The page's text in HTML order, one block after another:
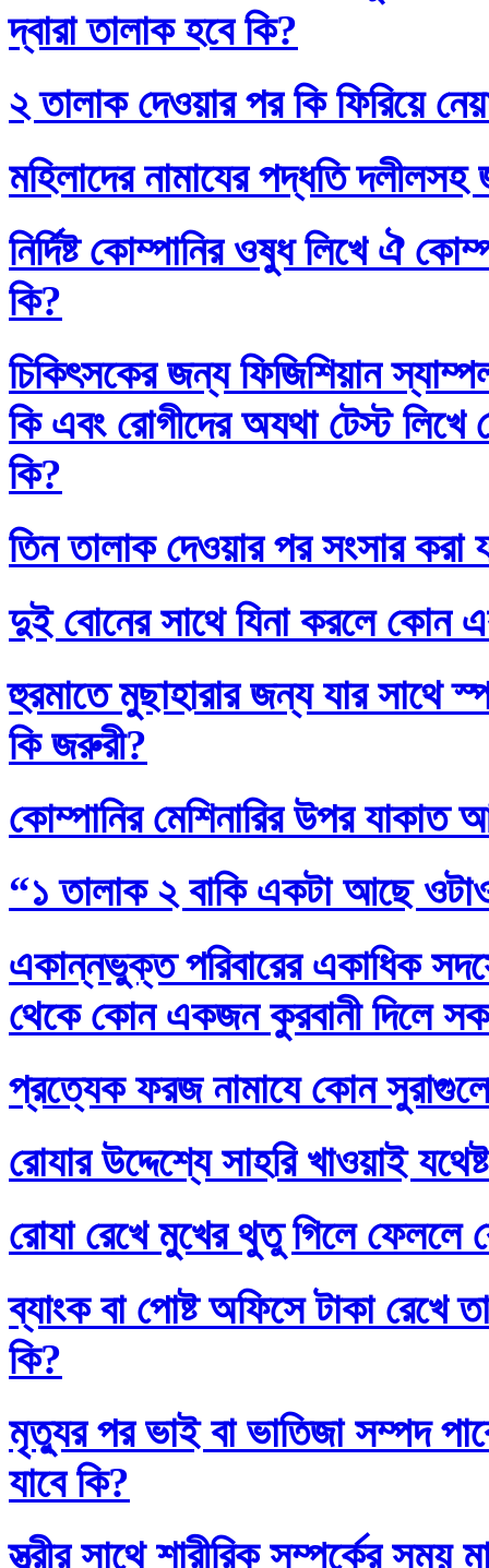
দ্বারা তালাক হবে কি?
২ তালাক দেওয়ার পর কি ফিরিয়ে
মহিলাদের নামাযের পদ্ধতি দলীলসহ
নির্দিষ্ট কোম্পানির ওষুধ লিখে ঐ
কি?
চিকিৎসকের জন্য ফিজিশিয়ান
কি এবং রোগীদের অযথা টেস্ট লিখে
কি?
তিন তালাক দেওয়ার পর সংসার করা
দুই বোনের সাথে যিনা করলে কোন
হুরমাতে মুছাহারার জন্য যার সাথে
কি জরুরী?
কোম্পানির মেশিনারির উপর যাকাত
“১ তালাক ২ বাকি একটা আছে
একান্নভুক্ত পরিবারের একাধিক
থেকে কোন একজন কুরবানী দিলে
প্রত্যেক ফরজ নামাযে কোন
রোযার উদ্দেশ্যে সাহরি খাওয়াই
রোযা রেখে মুখের থুতু গিলে ফেললে
ব্যাংক বা পোষ্ট অফিসে টাকা রেখে
কি?
মৃত্যুর পর ভাই বা ভাতিজা সম্পদ
যাবে কি?
স্ত্রীর সাথে শারীরিক সম্পর্কের